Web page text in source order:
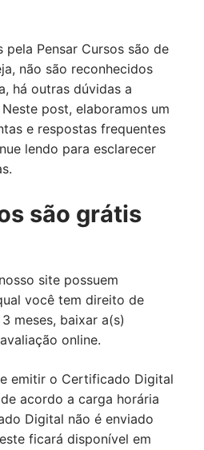
pela Pensar Cursos são de
não são reconhecidos
há outras dúvidas a
post, elaboramos um
e respostas frequentes
lendo para esclarecer
são grátis
site possuem
você tem direito de
meses, baixar a(s)
online.
emitir o Certificado Digital
acordo a carga horária
Digital não é enviado
ficará disponível em